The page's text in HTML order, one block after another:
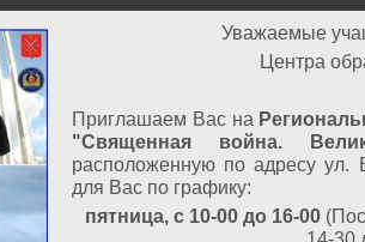
Уважаемые
Центра
Приглашаем Вас на
"Священная война.
расположенную по адресу ул.
для Вас по графику:
пятница, с 10-00 до 16-00